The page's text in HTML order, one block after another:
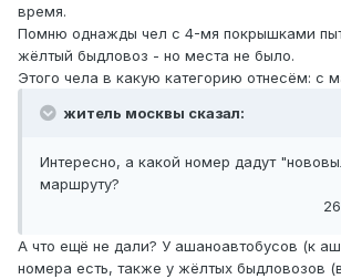
время.
Помню однажды чел с 4-мя покрышками
жёлтый быдловоз - но места не было.
Этого чела в какую категорию отнесём: с
житель москвы сказал:
Интересно, а какой номер дадут
маршруту?
А что ещё не дали? У ашаноавтобусов (к
номера есть, также у жёлтых быдловозов